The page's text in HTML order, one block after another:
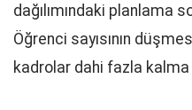
dağılımındaki planlama
Öğrenci sayısının
kadrolar dahi fazla kalma